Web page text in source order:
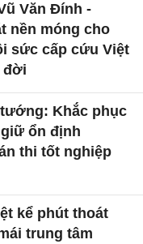
Văn Đính -
nền móng cho
sức cấp cứu Việt
đời
Khắc phục
giữ ổn định
thi tốt nghiệp
kể phút thoát
trung tâm